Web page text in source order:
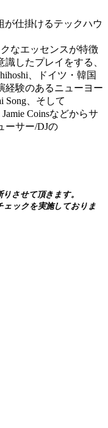
が仕掛けるテックハウ
なエッセンスが特徴
したプレイをする、
、ドイツ・韓国
経験のあるニューヨー
Song、そして
Coinsなどからサ
ーサー/DJの
させて頂きます。
ェックを実施しておりま